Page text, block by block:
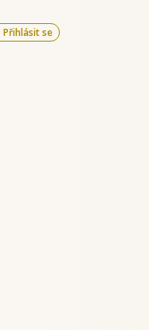
Přihlásit se